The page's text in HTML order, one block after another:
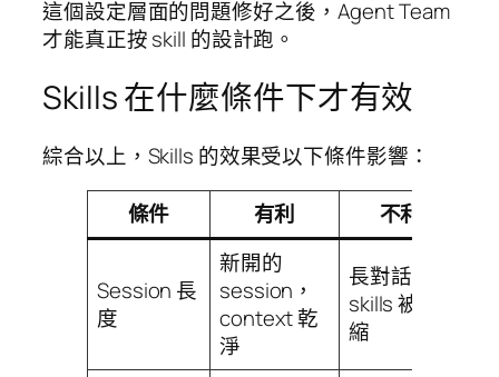
這個設定層面的問題修好之後，Agent Team
才能真正按 skill 的設計跑。
Skills 在什麼條件下才有效
綜合以上，Skills 的效果受以下條件影響：
條件 有利 不利
Session 長
度
新開的
session，
context 乾
淨
長對話，
skills 被壓
縮